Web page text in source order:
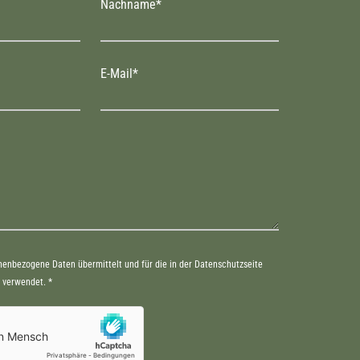
Nachname*
E-Mail*
Daten übermittelt und für die in der Datenschutzseite
verwendet. *